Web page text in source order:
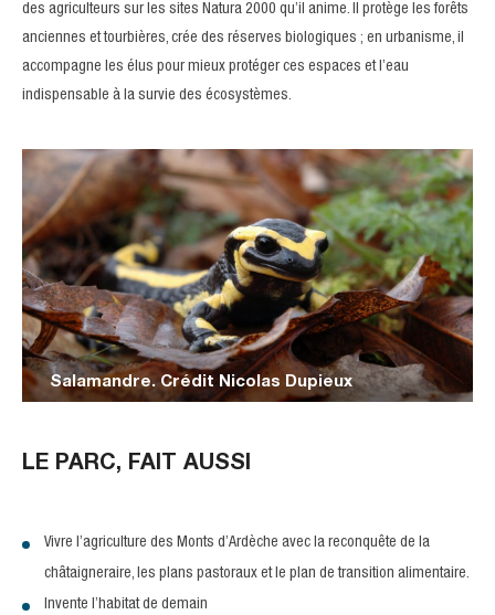
des agriculteurs sur les sites Natura 2000 qu’il anime. Il protège les forêts
anciennes et tourbières, crée des réserves biologiques ; en urbanisme, il
accompagne les élus pour mieux protéger ces espaces et l’eau
indispensable à la survie des écosystèmes.
Salamandre. Crédit Nicolas Dupieux
LE PARC, FAIT AUSSI
Vivre l’agriculture des Monts d’Ardèche avec la reconquête de la
châtaigneraire, les plans pastoraux et le plan de transition alimentaire.
Invente l’habitat de demain